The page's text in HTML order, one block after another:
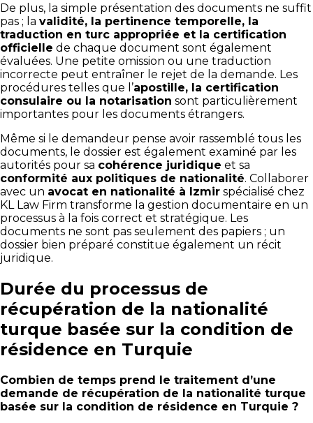
De plus, la simple présentation des documents ne suffit
pas ; la validité, la pertinence temporelle, la
traduction en turc appropriée et la certification
officielle de chaque document sont également
évaluées. Une petite omission ou une traduction
incorrecte peut entraîner le rejet de la demande. Les
procédures telles que l’apostille, la certification
consulaire ou la notarisation sont particulièrement
importantes pour les documents étrangers.
Même si le demandeur pense avoir rassemblé tous les
documents, le dossier est également examiné par les
autorités pour sa cohérence juridique et sa
conformité aux politiques de nationalité. Collaborer
avec un avocat en nationalité à Izmir spécialisé chez
KL Law Firm transforme la gestion documentaire en un
processus à la fois correct et stratégique. Les
documents ne sont pas seulement des papiers ; un
dossier bien préparé constitue également un récit
juridique.
Durée du processus de
récupération de la nationalité
turque basée sur la condition de
résidence en Turquie
Combien de temps prend le traitement d’une
demande de récupération de la nationalité turque
basée sur la condition de résidence en Turquie ?